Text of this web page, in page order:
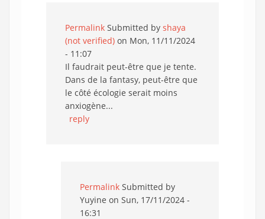
Permalink Submitted by shaya
(not verified) on Mon, 11/11/2024
- 11:07
Il faudrait peut-être que je tente.
Dans de la fantasy, peut-être que
le côté écologie serait moins
anxiogène...
reply
Permalink Submitted by
Yuyine on Sun, 17/11/2024 -
16:31